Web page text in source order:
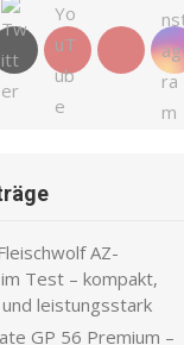
AZ-
Test – kompakt,
leistungsstark
GP 56 Premium –